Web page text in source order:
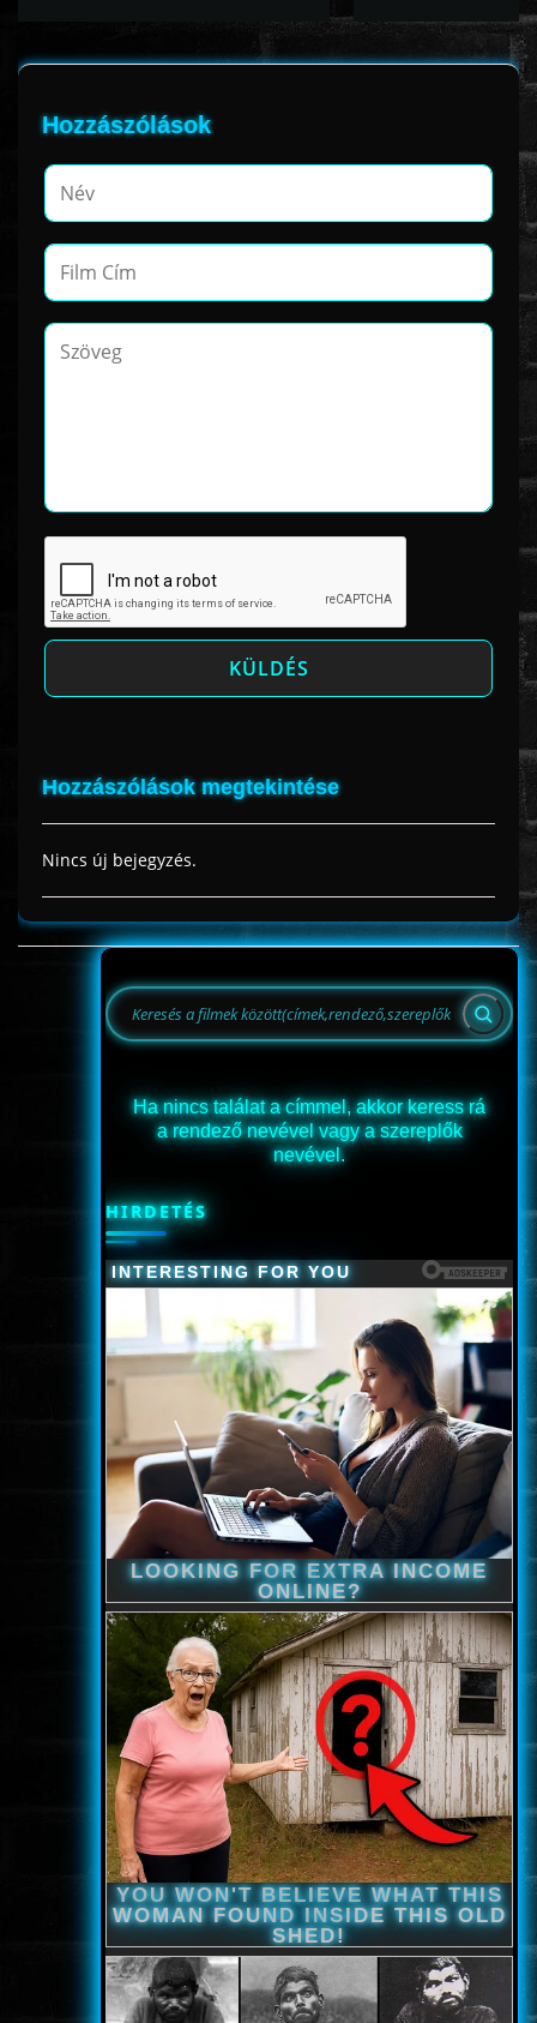
Hozzászólások
Hozzászólások megtekintése
Nincs új bejegyzés.
Ha nincs találat a címmel, akkor keress rá
a rendező nevével vagy a szereplők
nevével.
HIRDETÉS